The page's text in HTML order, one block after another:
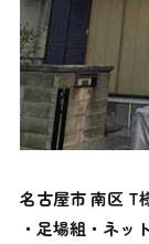
名古屋市 南区 T
・足場組・ネッ